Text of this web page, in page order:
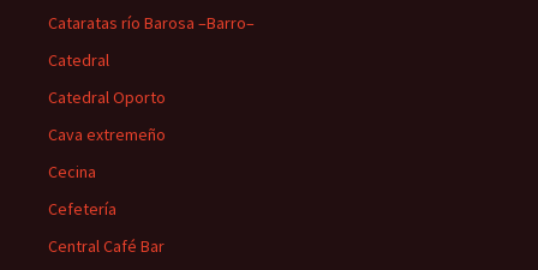
Cataratas río Barosa –Barro–
Catedral
Catedral Oporto
Cava extremeño
Cecina
Cefetería
Central Café Bar